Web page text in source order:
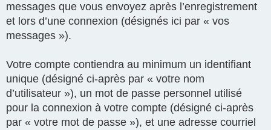
messages que vous envoyez après l’enregistrement
et lors d’une connexion (désignés ici par « vos
messages »).
Votre compte contiendra au minimum un identifiant
unique (désigné ci-après par « votre nom
d’utilisateur »), un mot de passe personnel utilisé
pour la connexion à votre compte (désigné ci-après
par « votre mot de passe »), et une adresse courriel